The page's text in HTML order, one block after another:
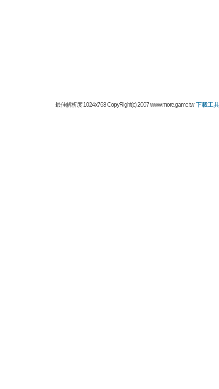
最佳解析度 1024x768 CopyRight(c) 2007 www.more.game.tw下載工